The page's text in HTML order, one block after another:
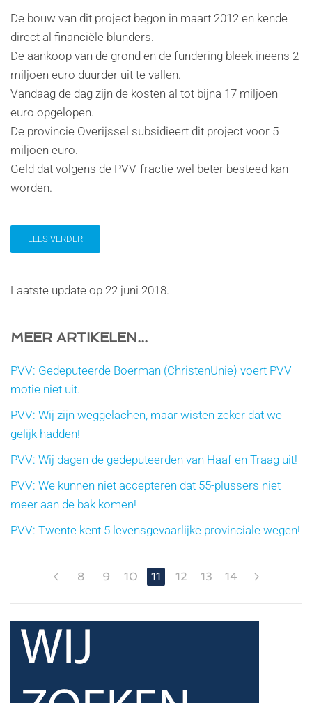
De bouw van dit project begon in maart 2012 en kende
direct al financiële blunders.
De aankoop van de grond en de fundering bleek ineens 2
miljoen euro duurder uit te vallen.
Vandaag de dag zijn de kosten al tot bijna 17 miljoen
euro opgelopen.
De provincie Overijssel subsidieert dit project voor 5
miljoen euro.
Geld dat volgens de PVV-fractie wel beter besteed kan
worden.
LEES VERDER
Laatste update op 22 juni 2018.
MEER ARTIKELEN...
PVV: Gedeputeerde Boerman (ChristenUnie) voert PVV
motie niet uit.
PVV: Wij zijn weggelachen, maar wisten zeker dat we
gelijk hadden!
PVV: Wij dagen de gedeputeerden van Haaf en Traag uit!
PVV: We kunnen niet accepteren dat 55-plussers niet
meer aan de bak komen!
PVV: Twente kent 5 levensgevaarlijke provinciale wegen!
8 9 10 11 12 13 14